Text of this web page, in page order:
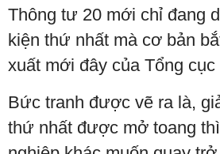
Thông tư 20 mới chỉ đang
kiện thứ nhất mà cơ bản
xuất mới đây của Tổng cục
Bức tranh được vẽ ra là,
thứ nhất được mở toang